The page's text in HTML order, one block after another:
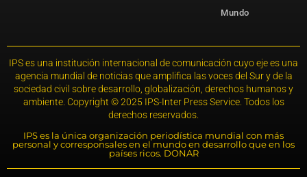
Mundo
IPS es una institución internacional de comunicación cuyo eje es una
agencia mundial de noticias que amplifica las voces del Sur y de la
sociedad civil sobre desarrollo, globalización, derechos humanos y
ambiente. Copyright © 2025 IPS-Inter Press Service. Todos los
derechos reservados.
IPS es la única organización periodística mundial con más
personal y corresponsales en el mundo en desarrollo que en los
países ricos. DONAR